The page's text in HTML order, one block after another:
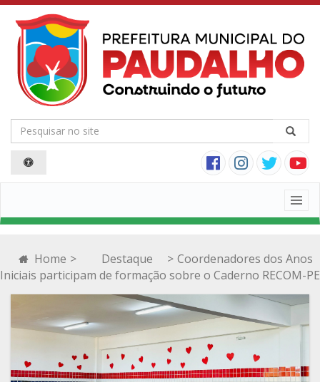
Home > Destaque > Coordenadores dos Anos
Iniciais participam de formação sobre o Caderno RECOM-PE